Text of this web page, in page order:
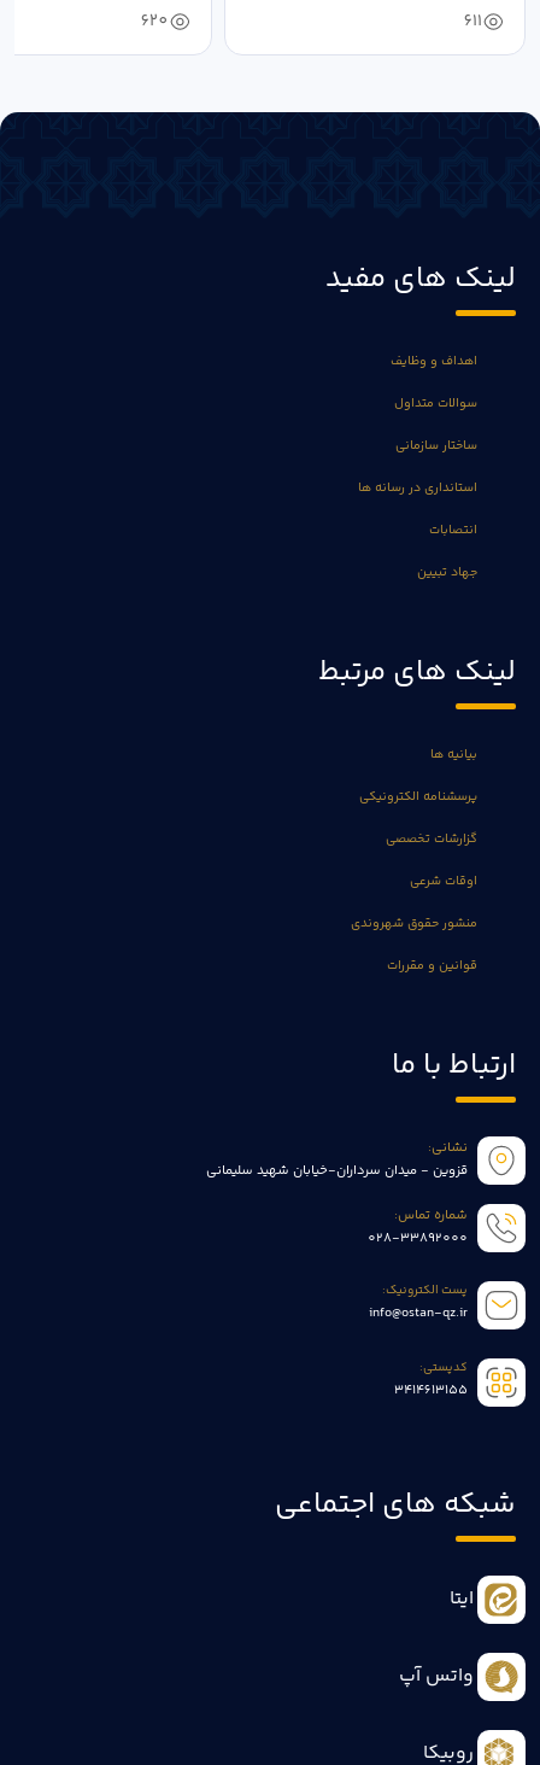
611
620
لینک های مفید
اهداف و وظایف
سوالات متداول
ساختار سازمانی
استانداری در رسانه ها
انتصابات
جهاد تبیین
لینک های مرتبط
بیانیه ها
پرسشنامه الکترونیکی
گزارشات تخصصی
اوقات شرعی
منشور حقوق شهروندی
قوانین و مقررات
ارتباط با ما
نشانی:
قزوین - میدان سرداران-خیابان شهید سلیمانی
شماره تماس:
028-33892000
پست الکترونیک:
info@ostan-qz.ir
کدپستی:
3414613155
شبکه های اجتماعی
ایتا
واتس آپ
روبیکا